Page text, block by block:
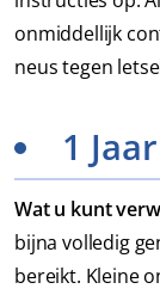
onmiddellijk
neus tegen
1
Wat u kunt
bijna volledig
bereikt. Kleine